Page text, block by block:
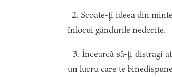
2. Scoate-ţi ideea din
înlocui gândurile nedorite.
3. Încearcă să-ţi distragi
un lucru care te